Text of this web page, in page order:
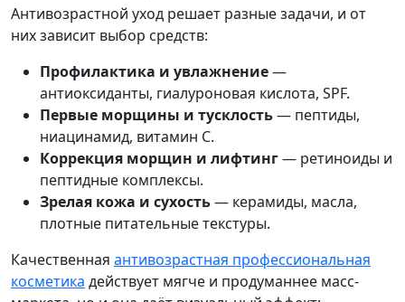
Антивозрастной уход решает разные задачи, и от
них зависит выбор средств:
Профилактика и увлажнение—
антиоксиданты, гиалуроновая кислота, SPF.
Первые морщины и тусклость— пептиды,
ниацинамид, витамин C.
Коррекция морщин и лифтинг— ретиноиды и
пептидные комплексы.
Зрелая кожа и сухость— керамиды, масла,
плотные питательные текстуры.
Качественная антивозрастная профессиональная
косметика действует мягче и продуманнее масс-